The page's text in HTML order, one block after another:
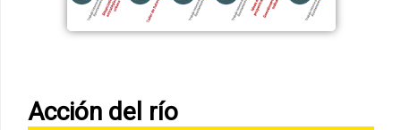
Acción del río